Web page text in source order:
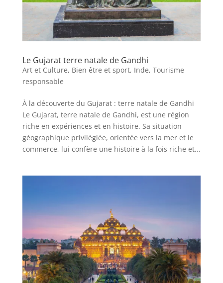
Le Gujarat terre natale de Gandhi
Art et Culture, Bien être et sport, Inde, Tourisme
responsable
À la découverte du Gujarat : terre natale de Gandhi
Le Gujarat, terre natale de Gandhi, est une région
riche en expériences et en histoire. Sa situation
géographique privilégiée, orientée vers la mer et le
commerce, lui confère une histoire à la fois riche et...